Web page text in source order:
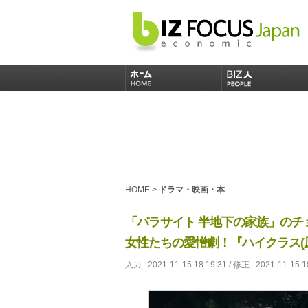
HOME > ドラマ・映画・本
「パラサイト 半地下の家族」の
女性たちの愛憎劇！『ハイクラス
入力 : 2021-11-15 18:19:31 / 修正 : 2021-11-15